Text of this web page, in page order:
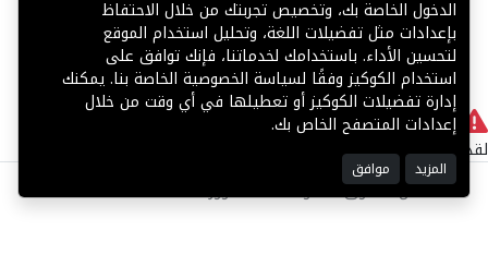
404 لا يوجد
لقد حدث خطأ داخلي أثناء معالجة طلبك.
©2025 كل الحقوق محفوظة منصة توور
الدخول الخاصة بك، وتخصيص تجربتك من خلال الاحتفاظ
بإعدادات مثل تفضيلات اللغة، وتحليل استخدام الموقع
لتحسين الأداء. باستخدامك لخدماتنا، فإنك توافق على
استخدام الكوكيز وفقًا لسياسة الخصوصية الخاصة بنا. يمكنك
إدارة تفضيلات الكوكيز أو تعطيلها في أي وقت من خلال
إعدادات المتصفح الخاص بك.
المزيد موافق